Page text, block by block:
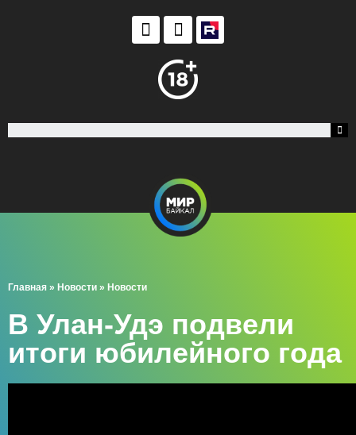
Главная » Новости » Новости
В Улан-Удэ подвели
итоги юбилейного года